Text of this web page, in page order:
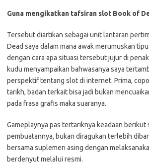
Guna mengikatkan tafsiran slot Book of
Tersebut diartikan sebagai unit lantaran
Dead saya dalam mana awak merumuskan
dengan cara apa situasi tersebut jujur di
kudu menyampaikan bahwasanya saya
perspektif tentang slot di internet. Prima,
tarikh, badan terkait bisa jadi bukan
pada frasa grafis maka suaranya.
Gameplaynya pas tertariknya keadaan berikut
pembuatannya, bukan diragukan terlebih
bersama suplemen asing dengan
berdenyut melalui resmi.